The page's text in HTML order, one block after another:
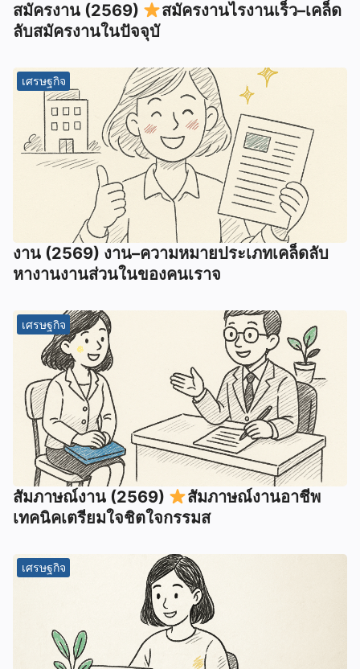
สมัครงาน (2569)
สมัครงานไรงานเร็ว–เคล็ด
ลับสมัครงานในปัจจุบั
เศรษฐกิจ
งาน (2569) งาน–ความหมายประเภทเคล็ดลับ
หางานงานส่วนในของคนเราจ
เศรษฐกิจ
สัมภาษณ์งาน (2569)
สัมภาษณ์งานอาชีพ
เทคนิคเตรียมใจชิตใจกรรมส
เศรษฐกิจ